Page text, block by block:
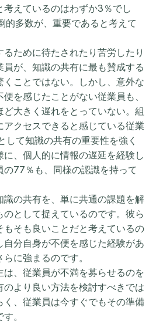
考えているのはわずか3％でし
的多数が、重要であると考えて
ために待たされたり苦労したり
員が、知識の共有に最も賛成する
くことではない。しかし、意外な
を感じたことがない従業員も、
ど大きく遅れをとっていない。組
アクセスできると感じている従業
して知識の共有の重要性を強く
、個人的に情報の遅延を経験し
の77％も、同様の認識を持って
識の共有を、単に共通の課題を解
として捉えているのです。彼ら
もそも良いことだと考えているの
自分自身が不便を感じた経験があ
に強まるのです。
は、従業員が不満を募らせるのを
のより良い方法を検討すべきでは
く、従業員は今すぐでもその準備
。